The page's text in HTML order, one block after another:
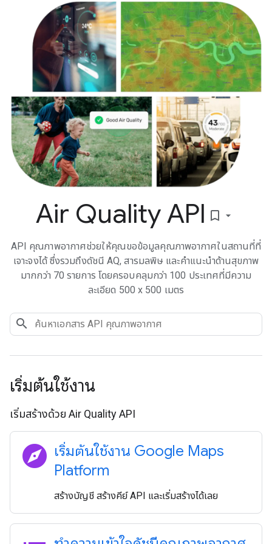
Air Quality API bookmark_border
API คุณภาพอากาศช่วยให้คุณขอข้อมูลคุณภาพอากาศในสถานที่ที่
เจาะจงได้ ซึ่งรวมถึงดัชนี AQ, สารมลพิษ และคำแนะนำด้านสุขภาพ
มากกว่า 70 รายการ โดยครอบคลุมกว่า 100 ประเทศที่มีความ
ละเอียด 500 x 500 เมตร
เริ่มต้นใช้งาน
เริ่มสร้างด้วย Air Quality API
explore เริ่มต้นใช้งาน Google Maps
Platform
สร้างบัญชี สร้างคีย์ API และเริ่มสร้างได้เลย